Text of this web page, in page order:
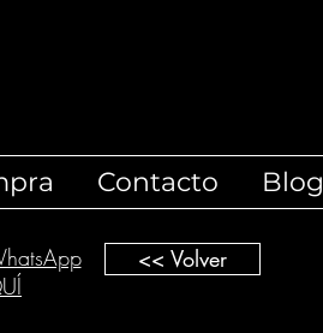
Contacto Blog
<< Volver